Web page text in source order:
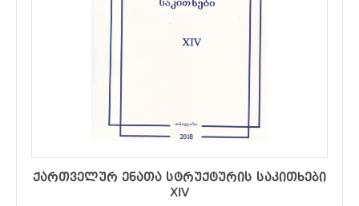
ქართველურ ენათა სტრუქტურის საკითხები
XIV